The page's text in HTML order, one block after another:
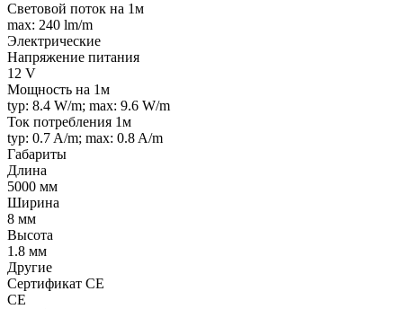
Световой поток на 1м
max: 240 lm/m
Электрические
Напряжение питания
12 V
Мощность на 1м
typ: 8.4 W/m; max: 9.6 W/m
Ток потребления 1м
typ: 0.7 A/m; max: 0.8 A/m
Габариты
Длина
5000 мм
Ширина
8 мм
Высота
1.8 мм
Другие
Сертификат CE
CE